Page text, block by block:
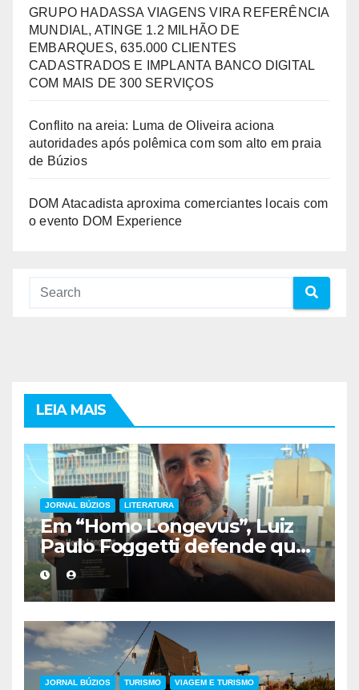
GRUPO HADASSA VIAGENS VIRA REFERÊNCIA
MUNDIAL, ATINGE 1.2 MILHÃO DE
EMBARQUES, 635.000 CLIENTES
CADASTRADOS E IMPLANTA BANCO DIGITAL
COM MAIS DE 300 SERVIÇOS
Conflito na areia: Luma de Oliveira aciona
autoridades após polêmica com som alto em praia
de Búzios
DOM Atacadista aproxima comerciantes locais com
o evento DOM Experience
LEIA MAIS
JORNAL BÚZIOS LITERATURA
Em “Homo Longevus”, Luiz
Paulo Foggetti defende que
viver mais exigirá uma nova
forma de encarar a vida
JORNAL BÚZIOS TURISMO VIAGEM E TURISMO